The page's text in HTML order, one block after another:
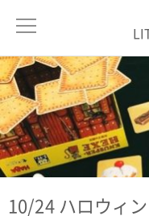
10/24 ハロウィ